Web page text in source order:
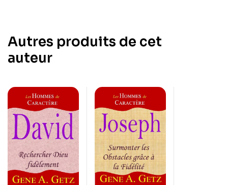
Autres produits de cet
auteur